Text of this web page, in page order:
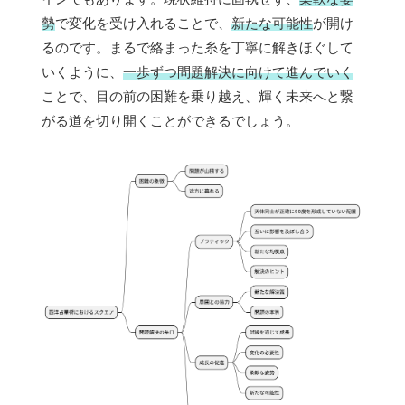
勢で変化を受け入れることで、 新たな可能性が開け
るのです。まるで絡まった糸を丁寧に解きほぐして
いくように、 一歩ずつ問題解決に向けて進んでいく
ことで、目の前の困難を乗り越え、輝く未来へと繋
がる道を切り開くことができるでしょう。